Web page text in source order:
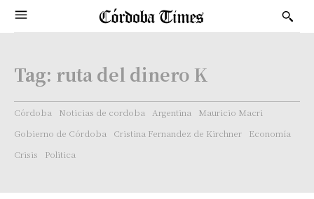
Tag: ruta del dinero K
Córdoba Noticias de cordoba Argentina
Mauricio Macri
Gobierno de Córdoba
Cristina Fernandez de Kirchner
Economía
Crisis
Politica